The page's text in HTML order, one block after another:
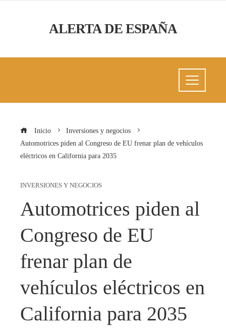
ALERTA DE ESPAÑA
Inicio
Inversiones y negocios
Automotrices piden al Congreso de EU frenar plan de vehículos
eléctricos en California para 2035
INVERSIONES Y NEGOCIOS
Automotrices piden al
Congreso de EU
frenar plan de
vehículos eléctricos en
California para 2035